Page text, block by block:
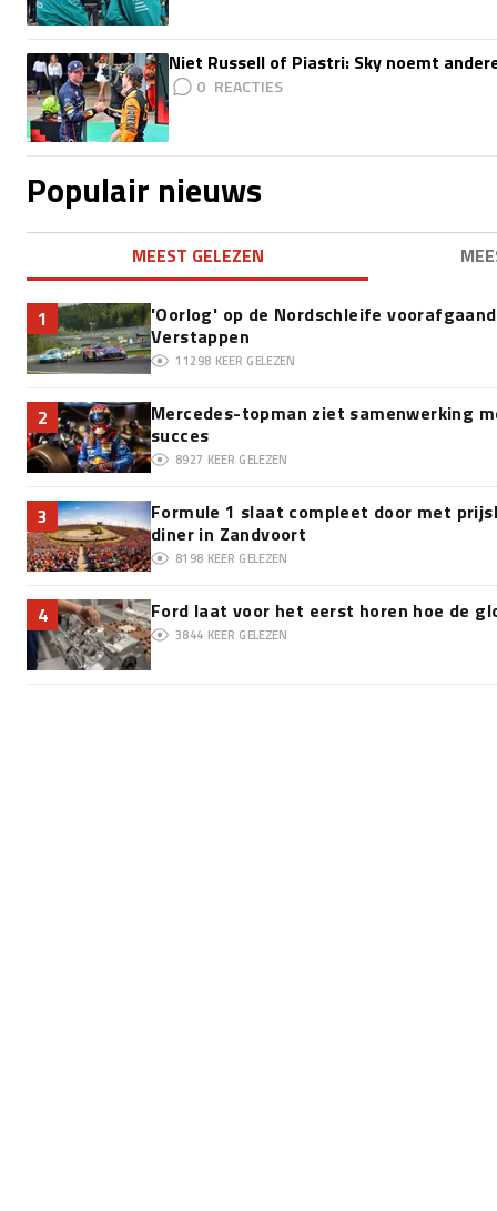
Niet Russell of Piastri: Sky noemt
0
Populair nieuws
MEEST GELEZEN
1
'Oorlog' op de Nordschleife
Verstappen
11298 KEER GELEZEN
2
Mercedes-topman ziet samenwerking
succes
8927 KEER GELEZEN
3
Formule 1 slaat compleet door met
diner in Zandvoort
8198 KEER GELEZEN
4 Ford laat voor het eerst horen hoe de
3844 KEER GELEZEN